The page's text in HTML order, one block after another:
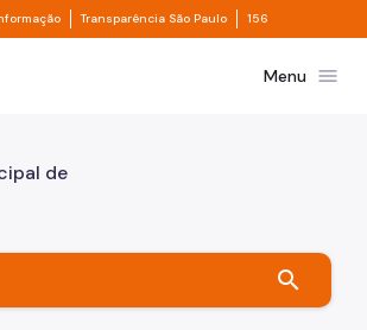
principal
Divisor de acesso à informação
Transparência São Paulo Divisor de
156
de São PauloMenu menu
de
search